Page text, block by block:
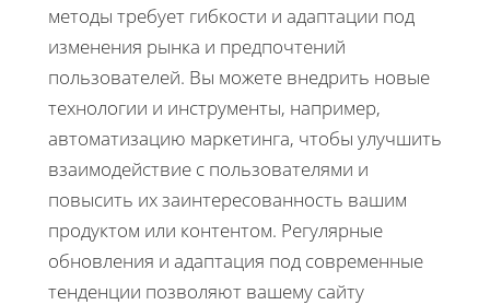
методы требует гибкости и адаптации под
изменения рынка и предпочтений
пользователей. Вы можете внедрить новые
технологии и инструменты, например,
автоматизацию маркетинга, чтобы улучшить
взаимодействие с пользователями и
повысить их заинтересованность вашим
продуктом или контентом. Регулярные
обновления и адаптация под современные
тенденции позволяют вашему сайту